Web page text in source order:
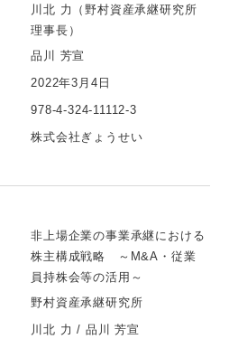
川北 力（野村資産承継研究所
理事長）
品川 芳宣
2022年3月4日
978-4-324-11112-3
株式会社ぎょうせい
非上場企業の事業承継における
株主構成戦略 ～M&A・従業
員持株会等の活用～
野村資産承継研究所
川北 力 / 品川 芳宣